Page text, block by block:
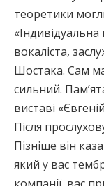
теоретики
вокаліста,
Шостака. Сам
сильний.
виставі
Після
Пізніше він
який у вас